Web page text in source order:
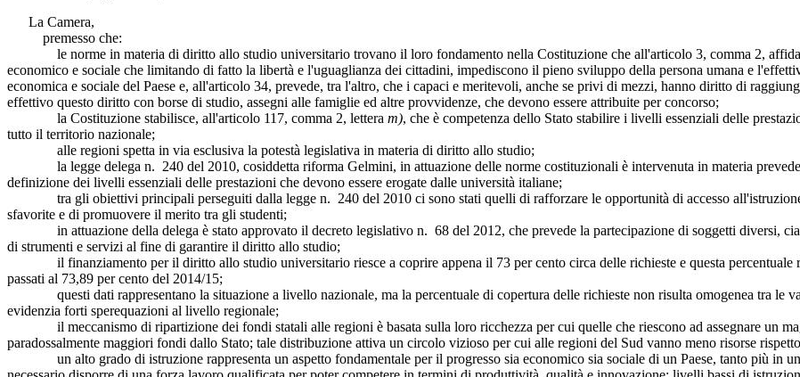
La Camera,
premesso che:
le norme in materia di diritto allo studio universitario trovano il loro fondamento nella Costituzione che all'articolo 3, comma 2,
economico e sociale che limitando di fatto la libertà e l'uguaglianza dei cittadini, impediscono il pieno sviluppo della persona umana e
economica e sociale del Paese e, all'articolo 34, prevede, tra l'altro, che i capaci e meritevoli, anche se privi di mezzi, hanno diritto di
effettivo questo diritto con borse di studio, assegni alle famiglie ed altre provvidenze, che devono essere attribuite per concorso;
la Costituzione stabilisce, all'articolo 117, comma 2, lettera m), che è competenza dello Stato stabilire i livelli essenziali delle
tutto il territorio nazionale;
alle regioni spetta in via esclusiva la potestà legislativa in materia di diritto allo studio;
la legge delega n. 240 del 2010, cosiddetta riforma Gelmini, in attuazione delle norme costituzionali è intervenuta in materia
definizione dei livelli essenziali delle prestazioni che devono essere erogate dalle università italiane;
tra gli obiettivi principali perseguiti dalla legge n. 240 del 2010 ci sono stati quelli di rafforzare le opportunità di accesso all'istruzione
sfavorite e di promuovere il merito tra gli studenti;
in attuazione della delega è stato approvato il decreto legislativo n. 68 del 2012, che prevede la partecipazione di soggetti diversi,
di strumenti e servizi al fine di garantire il diritto allo studio;
il finanziamento per il diritto allo studio universitario riesce a coprire appena il 73 per cento circa delle richieste e questa percentuale
passati al 73,89 per cento del 2014/15;
questi dati rappresentano la situazione a livello nazionale, ma la percentuale di copertura delle richieste non risulta omogenea tra le
evidenzia forti sperequazioni al livello regionale;
il meccanismo di ripartizione dei fondi statali alle regioni è basata sulla loro ricchezza per cui quelle che riescono ad assegnare un
paradossalmente maggiori fondi dallo Stato; tale distribuzione attiva un circolo vizioso per cui alle regioni del Sud vanno meno risorse
un alto grado di istruzione rappresenta un aspetto fondamentale per il progresso sia economico sia sociale di un Paese, tanto più in